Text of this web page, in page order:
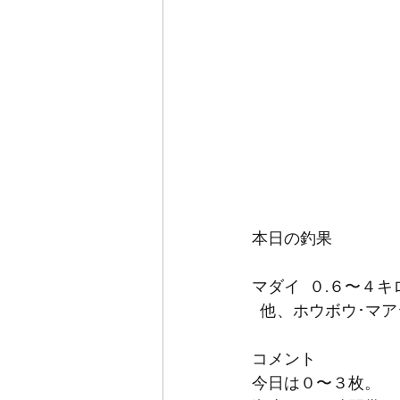
本日の釣果
マダイ  ０.６〜４キ
他、ホウボウ･マ
コメント
今日は０〜３枚。